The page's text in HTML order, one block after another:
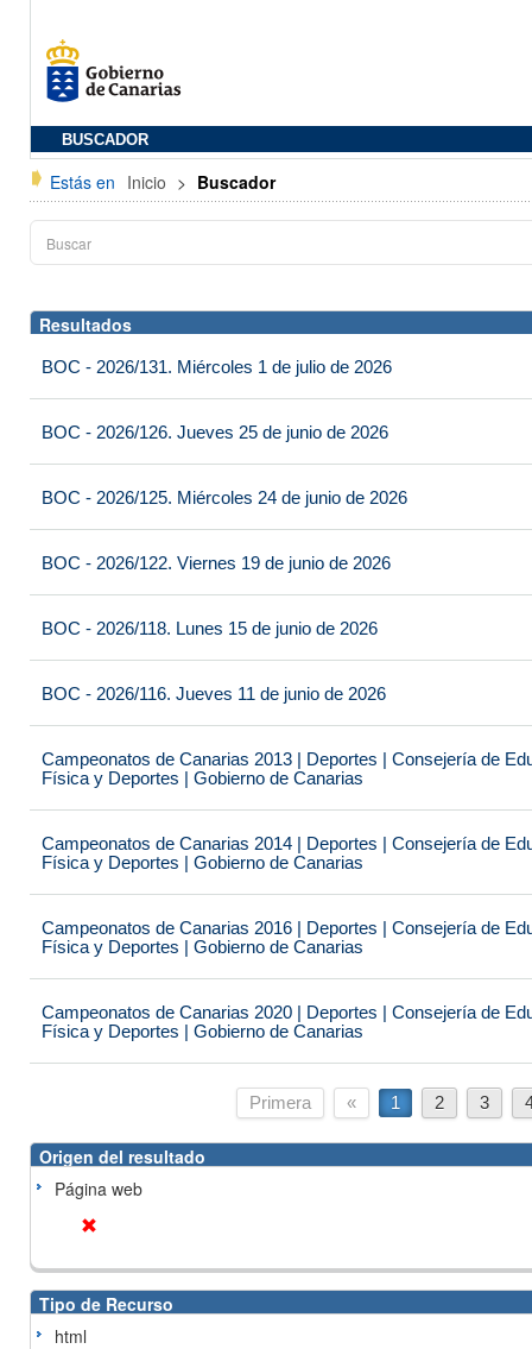
BUSCADOR
Estás en Inicio > Buscador
Resultados
BOC - 2026/131. Miércoles 1 de julio de 2026
BOC - 2026/126. Jueves 25 de junio de 2026
BOC - 2026/125. Miércoles 24 de junio de 2026
BOC - 2026/122. Viernes 19 de junio de 2026
BOC - 2026/118. Lunes 15 de junio de 2026
BOC - 2026/116. Jueves 11 de junio de 2026
Campeonatos de Canarias 2013 | Deportes | Consejería de
Física y Deportes | Gobierno de Canarias
Campeonatos de Canarias 2014 | Deportes | Consejería de
Física y Deportes | Gobierno de Canarias
Campeonatos de Canarias 2016 | Deportes | Consejería de
Física y Deportes | Gobierno de Canarias
Campeonatos de Canarias 2020 | Deportes | Consejería de
Física y Deportes | Gobierno de Canarias
Primera « 1 2 3
Origen del resultado
Página web
Tipo de Recurso
html